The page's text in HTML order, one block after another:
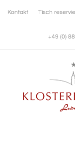
Kontakt Tisch
+49 (0)